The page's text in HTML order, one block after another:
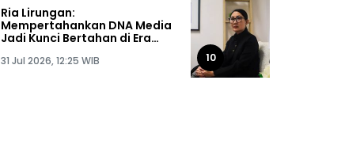
Ria Lirungan:
Mempertahankan DNA Media
Jadi Kunci Bertahan di Era
31 Jul 2026, 12:25 WIB 10